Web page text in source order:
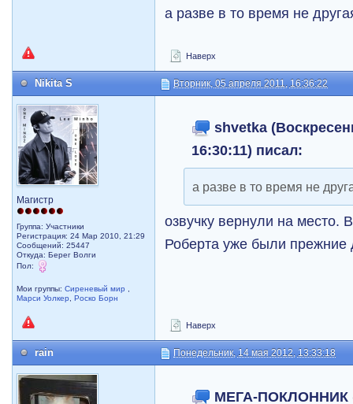
а разве в то время не
Наверх
Nikita S Вторник, 05 апреля 2011, 16:36:22
Магистр
Группа: Участники
Регистрация: 24 Мар 2010, 21:29
Сообщений: 25447
Откуда: Берег Волги
Пол:
Мои группы:Сиреневый мир
Марси Уолкер
,Роско Борн
shvetka
16:30:11) писал:
а разве в то время не
озвучку вернули на место.
Роберта уже были
Наверх
rain Понедельник, 14 мая 2012, 13:33:18
МЕГА-ПОКЛОННИК